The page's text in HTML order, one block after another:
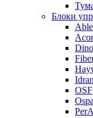
Блоки
OSF
Ospa